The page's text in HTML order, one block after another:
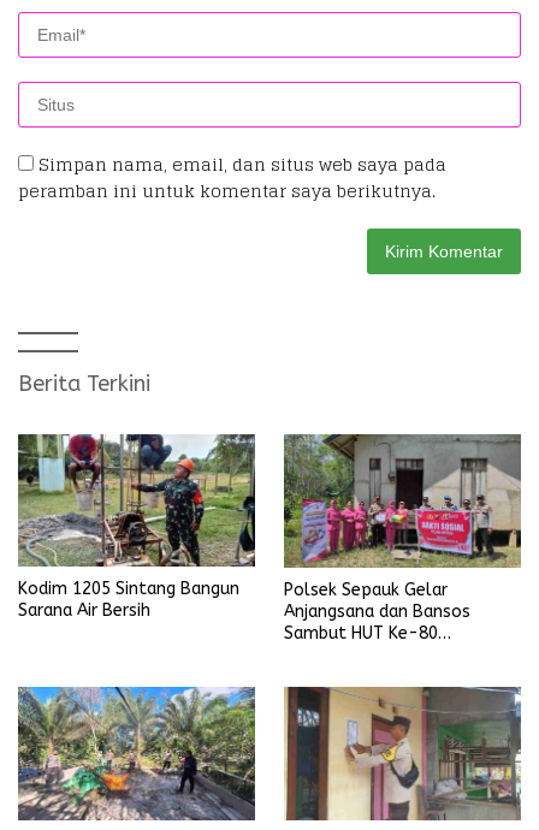
Simpan nama, email, dan situs web saya pada
peramban ini untuk komentar saya berikutnya.
Berita Terkini
Kodim 1205 Sintang Bangun
Sarana Air Bersih
Polsek Sepauk Gelar
Anjangsana dan Bansos
Sambut HUT Ke-80